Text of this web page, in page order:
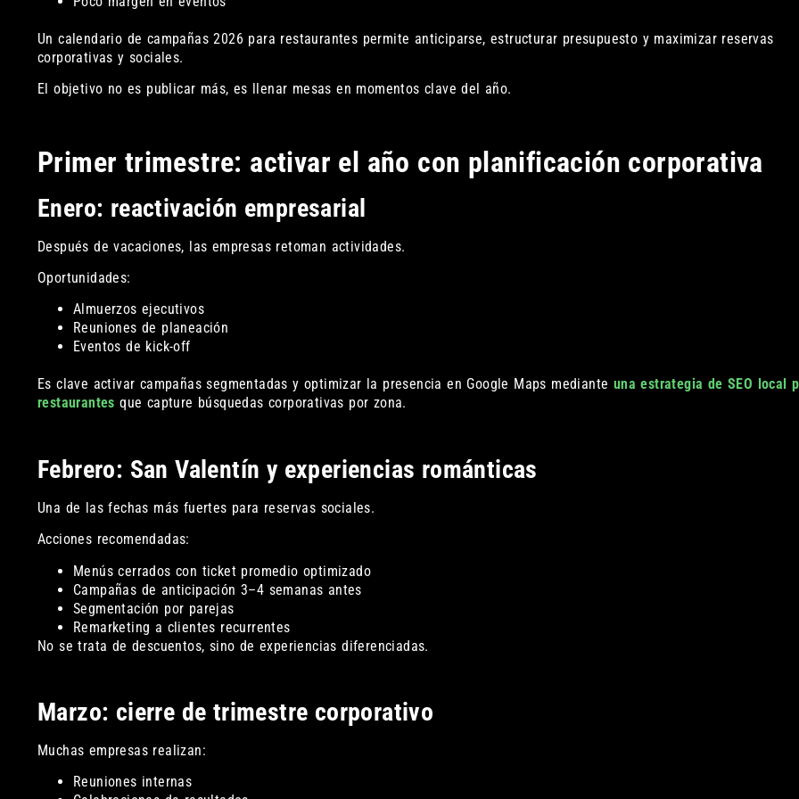
Un calendario de campañas 2026 para restaurantes permite anticiparse, estructurar presupuesto y maximizar reservas
corporativas y sociales.
El objetivo no es publicar más, es llenar mesas en momentos clave del año.
Primer trimestre: activar el año con planificación corporativa
Enero: reactivación empresarial
Después de vacaciones, las empresas retoman actividades.
Oportunidades:
Almuerzos ejecutivos
Reuniones de planeación
Eventos de kick-off
Es clave activar campañas segmentadas y optimizar la presencia en Google Maps mediante una estrategia de SEO local
restaurantes que capture búsquedas corporativas por zona.
Febrero: San Valentín y experiencias románticas
Una de las fechas más fuertes para reservas sociales.
Acciones recomendadas:
Menús cerrados con ticket promedio optimizado
Campañas de anticipación 3–4 semanas antes
Segmentación por parejas
Remarketing a clientes recurrentes
No se trata de descuentos, sino de experiencias diferenciadas.
Marzo: cierre de trimestre corporativo
Muchas empresas realizan:
Reuniones internas